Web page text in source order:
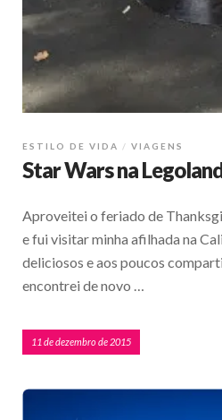
ESTILO DE VIDA VIAGENS
Star Wars na
Aproveitei o feriado de
e fui visitar minha afilhada na
deliciosos e aos poucos
encontrei de novo …
11 de dezembro de 2015